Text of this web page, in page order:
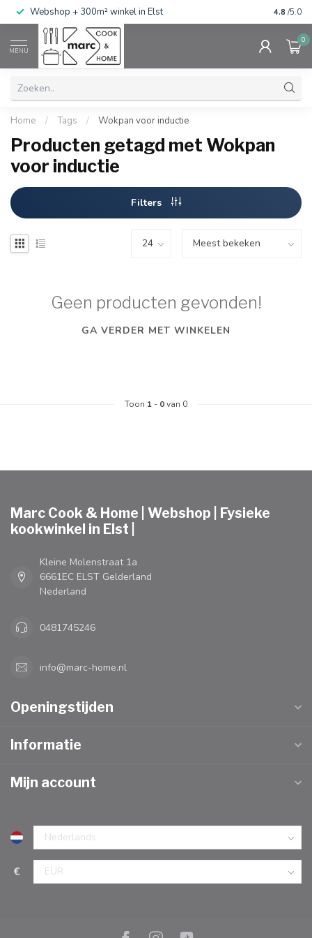
Webshop + 300m² winkel in Elst Gratis
4.8 /5.0
MENU
0
Home / Tags / Wokpan voor inductie
Producten getagd met Wokpan
voor inductie
Filters
Geen producten gevonden!
GA VERDER MET WINKELEN
Toon 1 - 0van 0
Marc Cook & Home | Webshop | Fysieke
kookwinkel in Elst |
Kleine Molenstraat 1a
6661EC ELST Gelderland
Nederland
0481745246
info@marc-home.nl
Openingstijden
Informatie
Mijn account
€